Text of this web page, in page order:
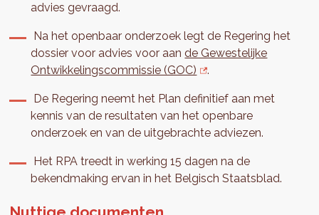
advies gevraagd.
Na het openbaar onderzoek legt de Regering het
dossier voor advies voor aande Gewestelijke
Ontwikkelingscommissie (GOC)
.
De Regering neemt het Plan definitief aan met
kennis van de resultaten van het openbare
onderzoek en van de uitgebrachte adviezen.
Het RPA treedt in werking 15 dagen na de
bekendmaking ervan in het Belgisch Staatsblad.